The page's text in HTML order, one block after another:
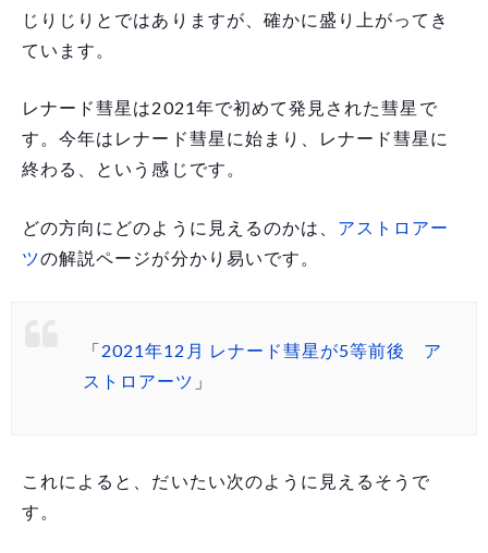
じりじりとではありますが、確かに盛り上がってき
ています。
レナード彗星は2021年で初めて発見された彗星で
す。今年はレナード彗星に始まり、レナード彗星に
終わる、という感じです。
どの方向にどのように見えるのかは、 アストロアー
ツの解説ページが分かり易いです。
「2021年12月 レナード彗星が5等前後 ア
ストロアーツ 」
これによると、だいたい次のように見えるそうで
す。